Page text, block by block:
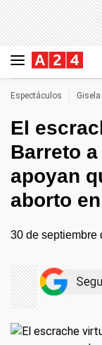
Espectáculos
El
Barreto
apoyan
aborto
30 de septiembre